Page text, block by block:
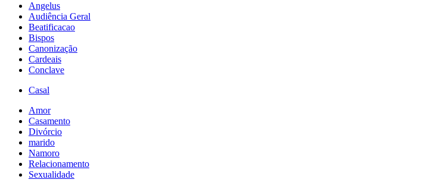
Angelus
Audiência Geral
Beatificacao
Bispos
Canonização
Cardeais
Conclave
Casal
Amor
Casamento
Divórcio
marido
Namoro
Relacionamento
Sexualidade